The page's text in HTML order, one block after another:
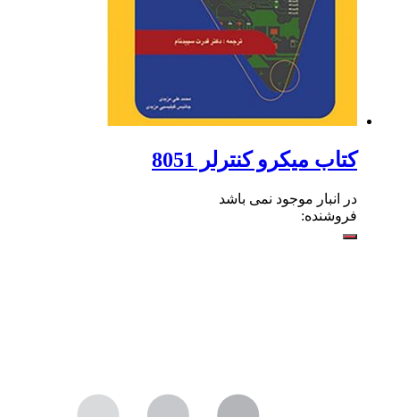
کتاب میکرو کنترلر 8051
در انبار موجود نمی باشد
فروشنده: